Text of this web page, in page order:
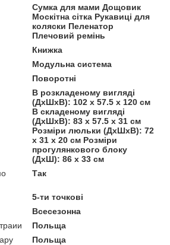
Сумка для мами Дощовик
Москітна сітка Рукавиці для
коляски Пеленатор
Плечовий ремінь
Книжка
Модульна система
Поворотні
В розкладеному вигляді
(ДхШхВ): 102 х 57.5 х 120 см
В складеному вигляді
(ДхШхВ): 83 х 57.5 х 31 см
Розміри люльки (ДхШхВ): 72
х 31 х 20 см Розміри
прогулянкового блоку
(ДхШ): 86 х 33 см
Так
5-ти точкові
Всесезонна
Польща
Польща